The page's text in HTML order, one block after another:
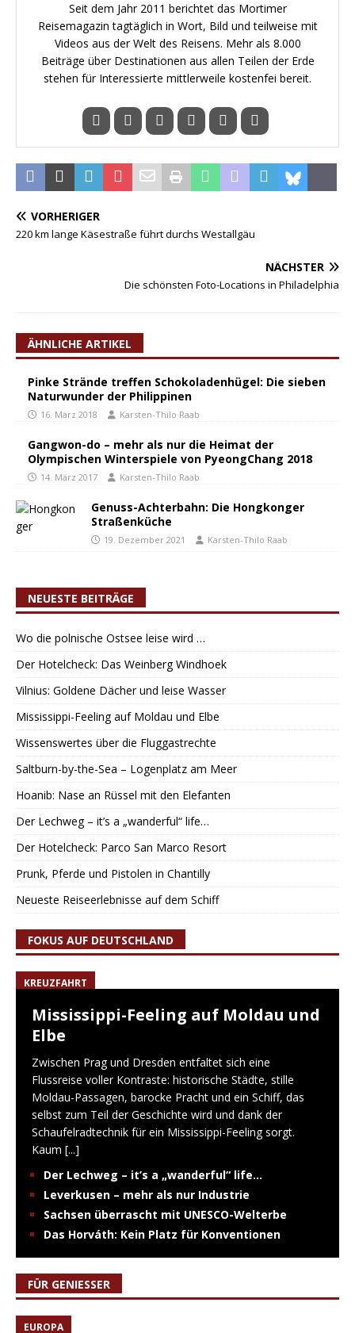
Seit dem Jahr 2011 berichtet das Mortimer
Reisemagazin tagtäglich in Wort, Bild und teilweise mit
Videos aus der Welt des Reisens. Mehr als 8.000
Beiträge über Destinationen aus allen Teilen der Erde
stehen für Interessierte mittlerweile kostenfei bereit.
VORHERIGER
220 km lange Käsestraße führt durchs Westallgäu
NÄCHSTER
Die schönsten Foto-Locations in Philadelphia
ÄHNLICHE ARTIKEL
Pinke Strände treffen Schokoladenhügel: Die sieben
Naturwunder der Philippinen
16. März 2018 Karsten-Thilo Raab
Gangwon-do – mehr als nur die Heimat der
Olympischen Winterspiele von PyeongChang 2018
14. März 2017 Karsten-Thilo Raab
Genuss-Achterbahn: Die Hongkonger
Straßenküche
19. Dezember 2021 Karsten-Thilo Raab
NEUESTE BEITRÄGE
Wo die polnische Ostsee leise wird …
Der Hotelcheck: Das Weinberg Windhoek
Vilnius: Goldene Dächer und leise Wasser
Mississippi-Feeling auf Moldau und Elbe
Wissenswertes über die Fluggastrechte
Saltburn-by-the-Sea – Logenplatz am Meer
Hoanib: Nase an Rüssel mit den Elefanten
Der Lechweg – it’s a „wanderful“ life…
Der Hotelcheck: Parco San Marco Resort
Prunk, Pferde und Pistolen in Chantilly
Neueste Reiseerlebnisse auf dem Schiff
FOKUS AUF DEUTSCHLAND
KREUZFAHRT
Mississippi-Feeling auf Moldau und
Elbe
Zwischen Prag und Dresden entfaltet sich eine
Flussreise voller Kontraste: historische Städte, stille
Moldau-Passagen, barocke Pracht und ein Schiff, das
selbst zum Teil der Geschichte wird und dank der
Schaufelradtechnik für ein Mississippi-Feeling sorgt.
Kaum [...]
Der Lechweg – it’s a „wanderful“ life…
Leverkusen – mehr als nur Industrie
Sachsen überrascht mit UNESCO-Welterbe
Das Horváth: Kein Platz für Konventionen
FÜR GENIESSER
EUROPA